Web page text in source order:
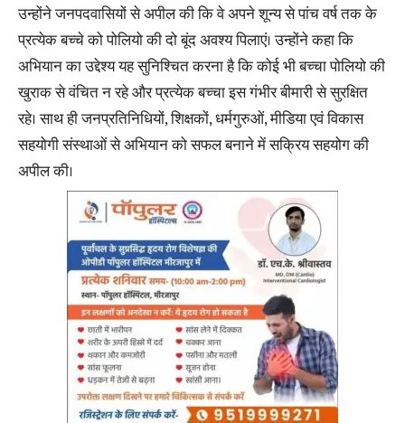
उन्होंने जनपदवासियों से अपील की कि वे अपने शून्य से पांच वर्ष तक के
प्रत्येक बच्चे को पोलियो की दो बूंद अवश्य पिलाएं। उन्होंने कहा कि
अभियान का उद्देश्य यह सुनिश्चित करना है कि कोई भी बच्चा पोलियो की
खुराक से वंचित न रहे और प्रत्येक बच्चा इस गंभीर बीमारी से सुरक्षित
रहे। साथ ही जनप्रतिनिधियों, शिक्षकों, धर्मगुरुओं, मीडिया एवं विकास
सहयोगी संस्थाओं से अभियान को सफल बनाने में सक्रिय सहयोग की
अपील की।